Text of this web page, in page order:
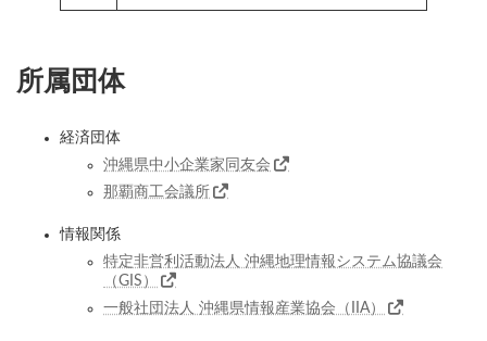
所属団体
経済団体
沖縄県中小企業家同友会
那覇商工会議所
情報関係
特定非営利活動法人 沖縄地理情報システム協議会
（GIS）
一般社団法人 沖縄県情報産業協会（IIA）